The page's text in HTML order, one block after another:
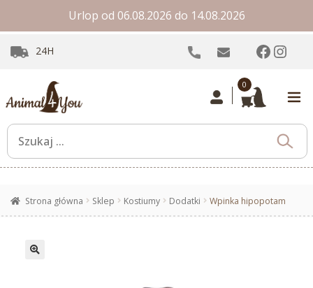
Urlop od 06.08.2026 do 14.08.2026
24H
0
Strona główna Sklep Kostiumy Dodatki Wpinka hipopotam